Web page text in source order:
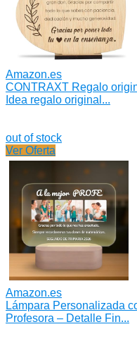
Amazon.es
CONTRAXT Regalo
Idea regalo original...
out of stock
Ver Oferta
Amazon.es
Lámpara Personalizada
Profesora – Detalle Fin...